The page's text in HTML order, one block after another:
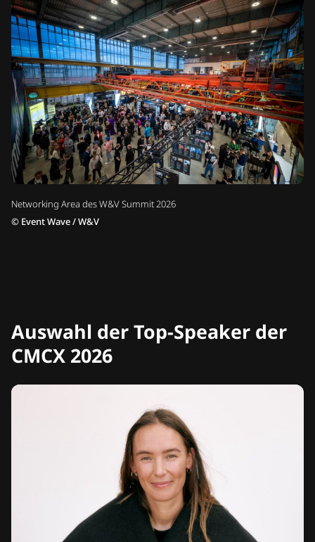
Networking Area des W&V Summit 2026
© Event Wave / W&V
Auswahl der Top-Speaker der
CMCX 2026